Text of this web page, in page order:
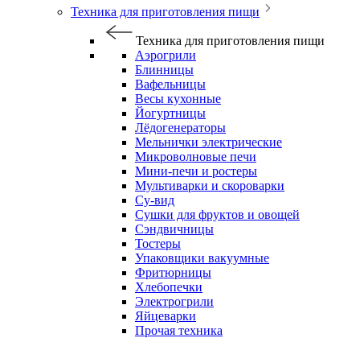
Техника для приготовления пищи
Техника для приготовления пищи
Аэрогрили
Блинницы
Вафельницы
Весы кухонные
Йогуртницы
Лёдогенераторы
Мельнички электрические
Микроволновые печи
Мини-печи и ростеры
Мультиварки и скороварки
Су-вид
Сушки для фруктов и овощей
Сэндвичницы
Тостеры
Упаковщики вакуумные
Фритюрницы
Хлебопечки
Электрогрили
Яйцеварки
Прочая техника